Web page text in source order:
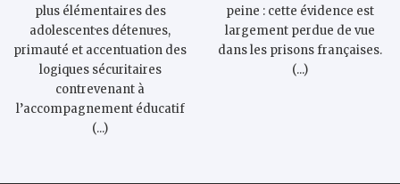
plus élémentaires des
adolescent·es détenu·es,
primauté et accentuation des
logiques sécuritaires
contrevenant à
l’accompagnement éducatif
(...)
peine : cette évidence est
largement perdue de vue
dans les prisons françaises.
(...)